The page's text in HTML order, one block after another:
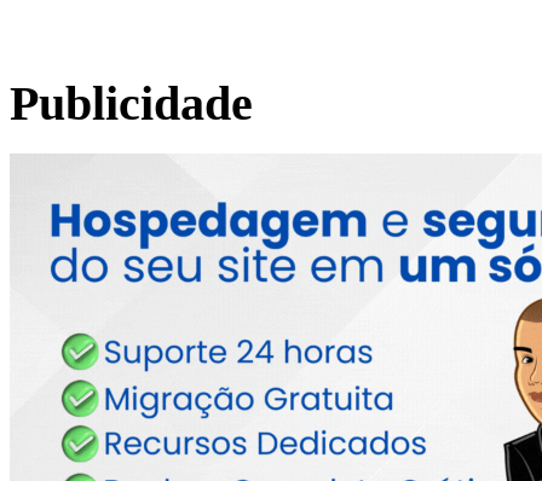
Publicidade